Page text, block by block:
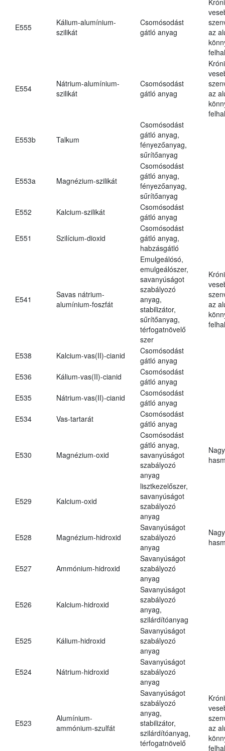
E555
Kálium-alumínium-
szilikát
Csomósodást
gátló anyag
az
E554
Nátrium-alumínium-
szilikát
Csomósodást
gátló anyag
az
E553b Talkum
Csomósodást
gátló anyag,
fényezőanyag,
sűrítőanyag
E553a Magnézium-szilikát
Csomósodást
gátló anyag,
fényezőanyag,
sűrítőanyag
E552
Kalcium-szilikát
Csomósodást
gátló anyag
E551 Szilícium-dioxid
Csomósodást
gátló anyag,
habzásgátló
E541
Savas nátrium-
alumínium-foszfát
Emulgeálósó,
emulgeálószer,
savanyúságot
szabályozó
anyag,
stabilizátor,
sűrítőanyag,
térfogatnövelő
szer
az
E538 Kalcium-vas(II)-cianid
Csomósodást
gátló anyag
E536
Kálium-vas(II)-cianid
Csomósodást
gátló anyag
E535
Nátrium-vas(II)-cianid
Csomósodást
gátló anyag
E534
Vas-tartarát
Csomósodást
gátló anyag
E530 Magnézium-oxid
Csomósodást
gátló anyag,
savanyúságot
szabályozó
anyag
E529 Kalcium-oxid
lisztkezelőszer,
savanyúságot
szabályozó
anyag
E528 Magnézium-hidroxid
Savanyúságot
szabályozó
anyag
E527 Ammónium-hidroxid
Savanyúságot
szabályozó
anyag
E526 Kalcium-hidroxid
Savanyúságot
szabályozó
anyag,
szilárdítóanyag
E525 Kálium-hidroxid
Savanyúságot
szabályozó
anyag
E524 Nátrium-hidroxid
Savanyúságot
szabályozó
anyag
E523
Alumínium-
ammónium-szulfát
Savanyúságot
szabályozó
anyag,
stabilizátor,
szilárdítóanyag,
térfogatnövelő
az